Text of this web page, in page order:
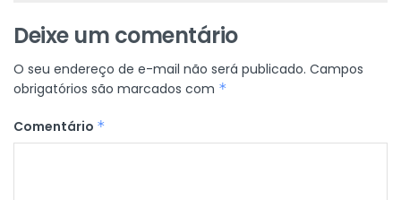
Deixe um comentário
O seu endereço de e-mail não será publicado. Campos
obrigatórios são marcados com *
Comentário *